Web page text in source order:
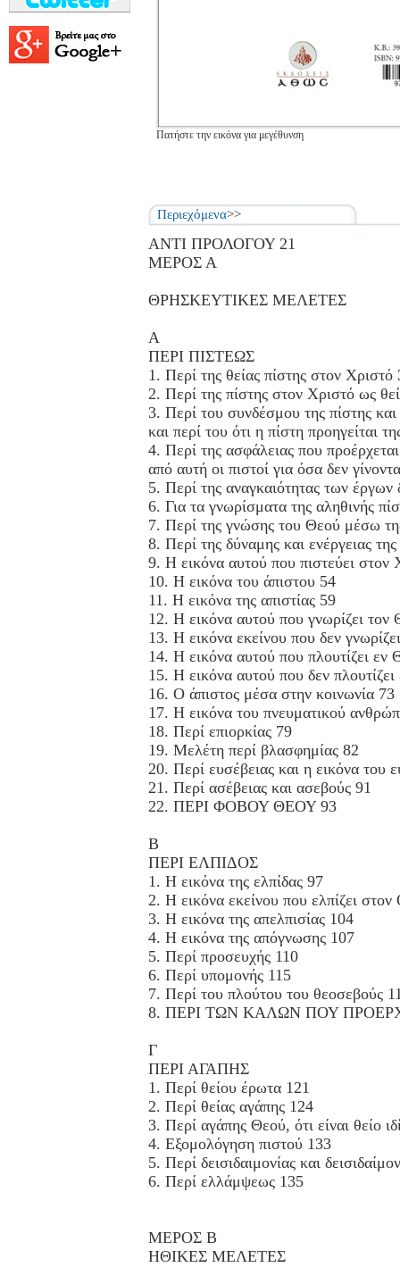
Πατήστε την εικόνα για μεγέθυνση
Περιεχόμενα>>
ΑΝΤΙ ΠΡΟΛΟΓΟΥ 21
ΜΕΡΟΣ Α
ΘΡΗΣΚΕΥΤΙΚΕΣ ΜΕΛΕΤΕΣ
Α
ΠΕΡΙ ΠΙΣΤΕΩΣ
1. Περί της θείας πίστης στον Χριστό
2. Περί της πίστης στον Χριστό ως
3. Περί του συνδέσμου της πίστης
και περί του ότι η πίστη προηγείται
4. Περί της ασφάλειας που
από αυτή οι πιστοί για όσα δεν
5. Περί της αναγκαιότητας των έργων
6. Για τα γνωρίσματα της αληθινής
7. Περί της γνώσης του Θεού μέσω
8. Περί της δύναμης και ενέργειας
9. Η εικόνα αυτού που πιστεύει στον
10. Η εικόνα του άπιστου 54
11. Η εικόνα της απιστίας 59
12. Η εικόνα αυτού που γνωρίζει
13. Η εικόνα εκείνου που δεν
14. Η εικόνα αυτού που πλουτίζει εν
15. Η εικόνα αυτού που δεν
16. Ο άπιστος μέσα στην κοινωνία 73
17. Η εικόνα του πνευματικού
18. Περί επιορκίας 79
19. Μελέτη περί βλασφημίας 82
20. Περί ευσέβειας και η εικόνα του
21. Περί ασέβειας και ασεβούς 91
22. ΠΕΡΙ ΦΟΒΟΥ ΘΕΟΥ 93
Β
ΠΕΡΙ ΕΛΠΙΔΟΣ
1. Η εικόνα της ελπίδας 97
2. Η εικόνα εκείνου που ελπίζει
3. Η εικόνα της απελπισίας 104
4. Η εικόνα της απόγνωσης 107
5. Περί προσευχής 110
6. Περί υπομονής 115
7. Περί του πλούτου του θεοσεβούς
8. ΠΕΡΙ ΤΩΝ ΚΑΛΩΝ ΠΟΥ
Γ
ΠΕΡΙ ΑΓΑΠΗΣ
1. Περί θείου έρωτα 121
2. Περί θείας αγάπης 124
3. Περί αγάπης Θεού, ότι είναι θείο
4. Εξομολόγηση πιστού 133
5. Περί δεισιδαιμονίας και
6. Περί ελλάμψεως 135
ΜΕΡΟΣ Β
ΗΘΙΚΕΣ ΜΕΛΕΤΕΣ